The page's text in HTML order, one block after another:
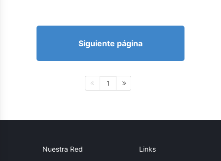
Siguiente página
1
Nuestra Red Links